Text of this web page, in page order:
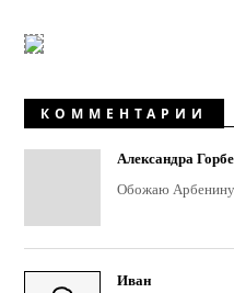
КОММЕНТАРИИ
Александра
Обожаю Арбенину
Иван